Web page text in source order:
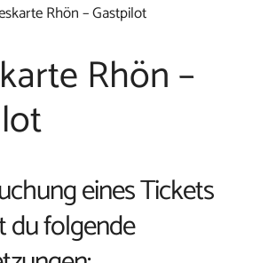
Rhön – Gastpilot
Rhön –
eines Tickets
du folgende